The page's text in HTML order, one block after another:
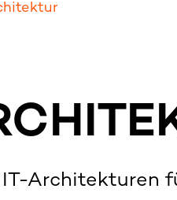
IT-Architekturen